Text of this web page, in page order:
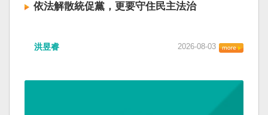
依法解散統促黨，更要守住民主法治
洪昱睿 2026-08-03